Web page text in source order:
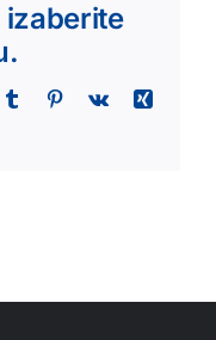
izaberite
Tumblr Pinterest
Vk
Xing